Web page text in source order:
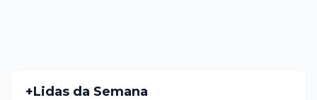
+Lidas da Semana